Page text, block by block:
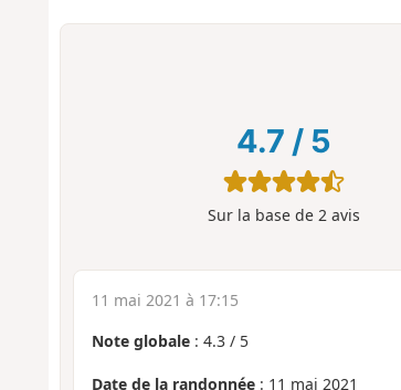
4.7 / 5
Sur la base de 2 avis
11 mai 2021 à 17:15
Note globale: 4.3/ 5
Date de la randonnée: 11 mai 2021